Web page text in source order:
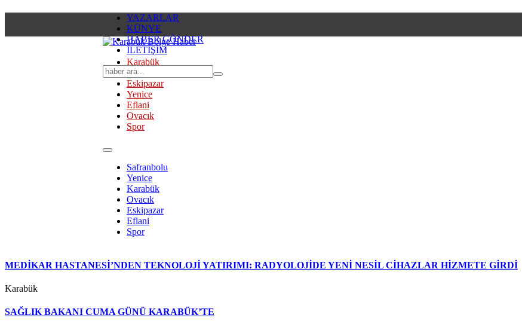
YAZARLAR
KÜNYE
HABER GÖNDER
İLETİŞİM
Karabük
Safranbolu
Eskipazar
Yenice
Eflani
Ovacık
Spor
Safranbolu
Yenice
Karabük
Ovacık
Eskipazar
Eflani
Spor
MEDİKAR HASTANESİ’NDEN TEKNOLOJİ YATIRIMI: RADYOLOJİDE YENİ NESİL CİHAZLAR HİZMETE GİRDİ
Karabük
SAĞLIK BAKANI CUMA GÜNÜ KARABÜK’TE